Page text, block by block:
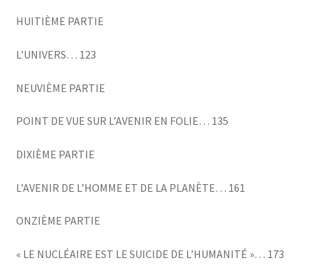
HUITIÈME PARTIE
L’UNIVERS… 123
NEUVIÈME PARTIE
POINT DE VUE SUR L’AVENIR EN FOLIE… 135
DIXIÈME PARTIE
L’AVENIR DE L’HOMME ET DE LA PLANÈTE… 161
ONZIÈME PARTIE
« LE NUCLÉAIRE EST LE SUICIDE DE L’HUMANITÉ »… 173